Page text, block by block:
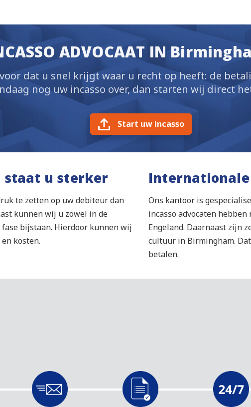
ADVOCAAT IN
dat u snel krijgt waar u recht op heeft: de
nog uw incasso over, dan starten wij direct
Start uw incasso
staat u sterker
te zetten op uw debiteur dan
kunnen wij u zowel in de
bijstaan. Hierdoor kunnen wij
kosten.
Internationale
Ons kantoor is
incasso advocaten
Engeland. Daarnaast zijn
cultuur in Birmingham.
betalen.